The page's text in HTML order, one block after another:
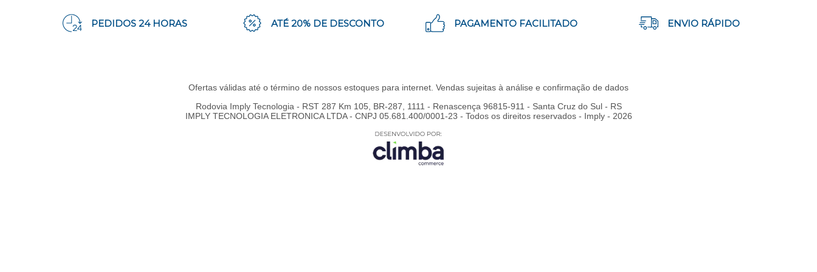
PEDIDOS 24 HORAS ATÉ 20% DE DESCONTO PAGAMENTO FACILITADO ENVIO RÁPIDO
Ofertas válidas até o término de nossos estoques para internet. Vendas sujeitas à análise e confirmação de dados
Rodovia Imply Tecnologia - RST 287 Km 105, BR-287, 1111 - Renascença 96815-911 - Santa Cruz do Sul - RS
IMPLY TECNOLOGIA ELETRONICA LTDA - CNPJ 05.681.400/0001-23 - Todos os direitos reservados - Imply - 2026